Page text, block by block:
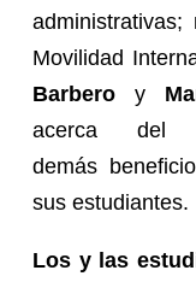
Movilidad
Barberoy
acerca del
demás
sus estudiantes.
Los y las